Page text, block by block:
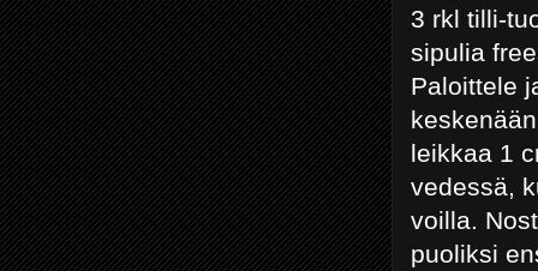
3 rkl tilli-
sipulia
Paloittele
leikkaa 1
vedessä,
voilla.
puoliksi